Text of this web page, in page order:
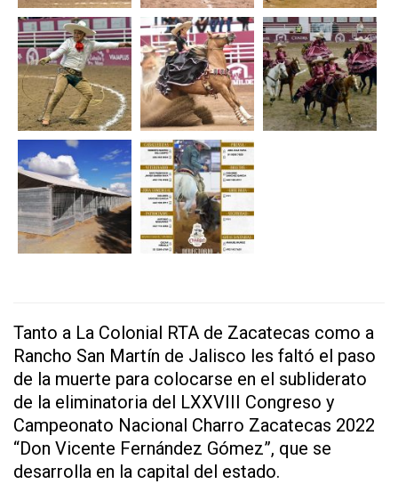
Tanto a La Colonial RTA de Zacatecas como a
Rancho San Martín de Jalisco les faltó el paso
de la muerte para colocarse en el subliderato
de la eliminatoria del LXXVIII Congreso y
Campeonato Nacional Charro Zacatecas 2022
“Don Vicente Fernández Gómez”, que se
desarrolla en la capital del estado.